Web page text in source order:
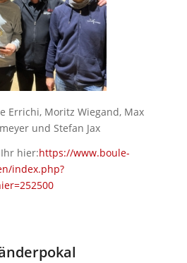
Errichi, Moritz Wiegand, Max
und Stefan Jax
hier:https://www.boule-
index.php?